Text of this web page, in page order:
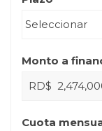
Monto a
RD$
Cuota